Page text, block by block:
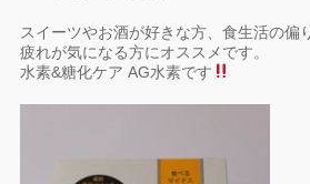
スイーツやお酒が好きな方、食生活の偏
疲れが気になる方にオススメです。
水素&糖化ケア AG水素です